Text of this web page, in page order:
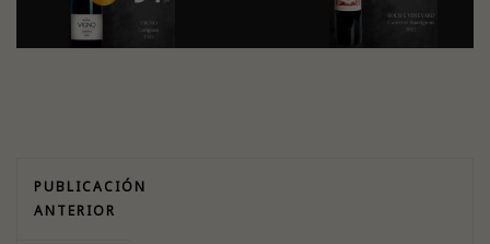
PUBLICACIÓN
ANTERIOR